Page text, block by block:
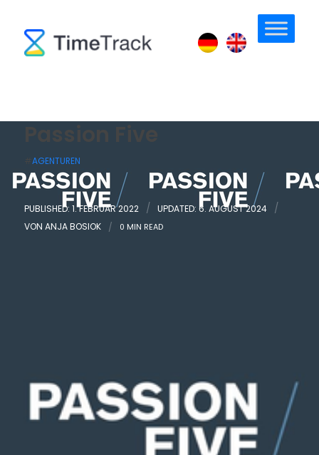
Passion Five
# AGENTUREN
PUBLISHED: 1. FEBRUAR 2022 / UPDATED: 6. AUGUST 2024 /
VON ANJA BOSIOK / 0 MIN READ